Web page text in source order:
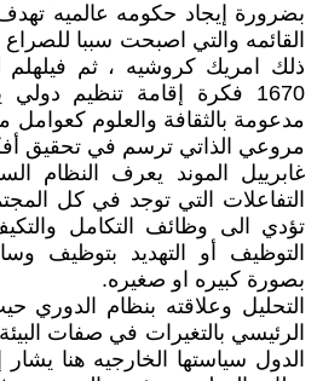
بضرورة إيجاد حكومه عالميه
القائمه والتي اصبحت سببا
ذلك امريك كروشيه ، ثم فيلهلم
1670 فكرة إقامة تنظيم
مدعومة بالثقافة والعلوم
مروعي الذاتي ترسم في تحقيق
غابرييل الموند يعرف النظام
التفاعلات التي توجد في كل
تؤدي الى وظائف التكامل
التوظيف أو التهديد بتوظيف
بصورة كبيره او صغيره.
التحليل وعلاقته بنظام الدوري
الرئيسي بالتغيرات في صفات البيئة
الدول سياستها الخارجيه هنا